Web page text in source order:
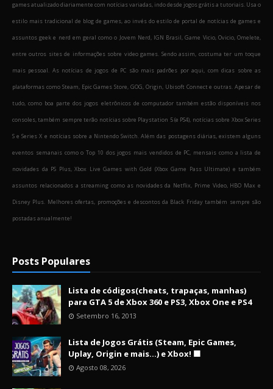
games atualizado diariamente com notícias variadas, indo desde jogos grátis a tutoriais. Usa o
estilo mais tradicional de blog de games, ao invés do estilo de portal de notícias de games e
assuntos geek e nerd em geral como o Jovem Nerd, IGN Brasil, Game Vicio, Ovicio, Omelete,
entre outros sites de informações sobre video games. Sendo assim, costuma ter um toque
mais pessoal. As notícias de jogos de PC são mais padrões por aqui, com dicas sobre as
plataformas como Steam, Epic Games Store, GOG, Origin, Ubisoft Connect e outras. Apesar de
tudo, como boa parte dos jogos eletrônicos de computador também estão disponíveis nos
consoles, também sempre terão notícias sobre Playstation 5 (e PS4), notícias sobre Xbox Series
S e Series X e notícias sobre a Nintendo Switch. Além das postagens diárias, existem alguns
eventos semanais como o Top 10 dos jogos mais vendidos de PC, mensais como a lista de
novidades da PS Plus, Xbox Live Games with Gold (Xbox Game Pass Ultimate) e também
assuntos relacionados a streaming como as novidades da Netflix, Prime Video, HBO Max e
Disney Plus. Melhores ofertas, promoções e descontos da Black Friday também sempre são
postadas anualmente!
Posts Populares
Lista de códigos(cheats, trapaças, manhas)
para GTA 5 de Xbox 360 e PS3, Xbox One e PS4
Setembro 16, 2013
Lista de Jogos Grátis (Steam, Epic Games,
Uplay, Origin e mais...) e Xbox! 🟩
Agosto 08, 2026